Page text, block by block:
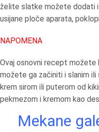
želite slatke možete dodati i
usijane ploče aparata,
NAPOMENA
Ovaj osnovni recept
možete ga začiniti i slanim ili
krem sirom ili puterom od
pekmezom i kremom kao
Mekane